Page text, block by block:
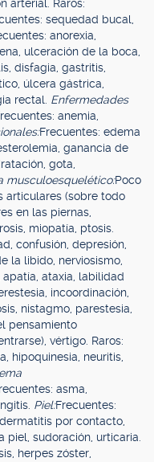
arterial. Raros:
sequedad bucal,
anorexia,
ulceración de la boca,
disfagia, gastritis,
úlcera gástrica,
rectal. Enfermedades
anemia,
Frecuentes: edema
ganancia de
gota,
musculoesquelético:Poco
articulares (sobre todo
en las piernas,
miopatía, ptosis.
confusión, depresión,
la libido, nerviosismo,
ataxia, labilidad
incoordinación,
nistagmo, parestesia,
pensamiento
vértigo. Raros:
hipoquinesia, neuritis,
asma,
Piel:Frecuentes:
por contacto,
piel, sudoración, urticaria.
herpes zóster,